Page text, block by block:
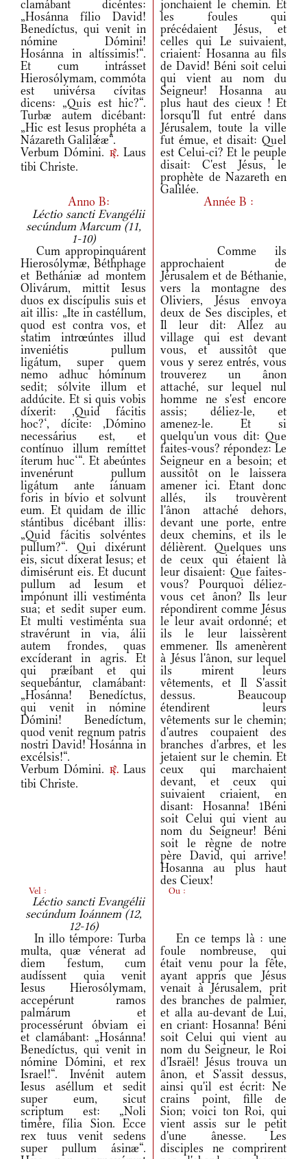
clamábant dicéntes:
„Hosánna fílio David!
Benedíctus, qui venit in
nómine Dómini!
Hosánna in altíssimis!“.
Et cum intrásset
Hierosólymam, commóta
est univérsa cívitas
dicens: „Quis est hic?“.
Turbæ autem dicébant:
„Hic est Iesus prophéta a
Názareth Galilǽæ“.
Verbum Dómini. r.Laus
tibi Christe.
jonchaient le chemin. Et
les foules qui
précédaient Jésus, et
celles qui Le suivaient,
criaient: Hosanna au fils
de David! Béni soit celui
qui vient au nom du
Seigneur! Hosanna au
plus haut des cieux ! Et
lorsqu'Il fut entré dans
Jérusalem, toute la ville
fut émue, et disait: Quel
est Celui-ci? Et le peuple
disait: C'est Jésus, le
prophète de Nazareth en
Galilée.
Anno B:
Année B :
Léctio sancti Evangélii
secúndum Marcum (11,
1-10)
Cum appropinquárent
Hierosólymæ, Béthphage
et Bethániæ ad montem
Olivárum, mittit Iesus
duos ex discípulis suis et
ait illis: „Ite in castéllum,
quod est contra vos, et
statim intrœúntes illud
inveniétis pullum
ligátum, super quem
nemo adhuc hóminum
sedit; sólvite illum et
addúcite. Et si quis vobis
díxerit: ,Quid fácitis
hoc?‘, dícite: ,Dómino
necessárius est, et
contínuo illum remíttet
íterum huc‘“. Et abeúntes
invenérunt pullum
ligátum ante iánuam
foris in bívio et solvunt
eum. Et quidam de illic
stántibus dicébant illis:
„Quid fácitis solvéntes
pullum?“. Qui dixérunt
eis, sicut díxerat Iesus; et
dimisérunt eis. Et ducunt
pullum ad Iesum et
impónunt illi vestiménta
sua; et sedit super eum.
Et multi vestiménta sua
stravérunt in via, álii
autem frondes, quas
excíderant in agris. Et
qui præíbant et qui
sequebántur, clamábant:
„Hosánna! Benedíctus,
qui venit in nómine
Dómini! Benedíctum,
quod venit regnum patris
nostri David! Hosánna in
excélsis!“.
Verbum Dómini. r.Laus
tibi Christe.
Comme ils
approchaient de
Jérusalem et de Béthanie,
vers la montagne des
Oliviers, Jésus envoya
deux de Ses disciples, et
Il leur dit: Allez au
village qui est devant
vous, et aussitôt que
vous y serez entrés, vous
trouverez un ânon
attaché, sur lequel nul
homme ne s'est encore
assis; déliez-le, et
amenez-le. Et si
quelqu'un vous dit: Que
faites-vous? répondez: Le
Seigneur en a besoin; et
aussitôt on le laissera
amener ici. Etant donc
allés, ils trouvèrent
l'ânon attaché dehors,
devant une porte, entre
deux chemins, et ils le
délièrent. Quelques uns
de ceux qui étaient là
leur disaient: Que faites-
vous? Pourquoi déliez-
vous cet ânon? Ils leur
répondirent comme Jésus
le leur avait ordonné; et
ils le leur laissèrent
emmener. Ils amenèrent
à Jésus l'ânon, sur lequel
ils mirent leurs
vêtements, et Il S'assit
dessus. Beaucoup
étendirent leurs
vêtements sur le chemin;
d'autres coupaient des
branches d'arbres, et les
jetaient sur le chemin. Et
ceux qui marchaient
devant, et ceux qui
suivaient criaient, en
disant: Hosanna! 1Béni
soit Celui qui vient au
nom du Seigneur! Béni
soit le règne de notre
père David, qui arrive!
Hosanna au plus haut
des Cieux!
Vel : Ou :
Léctio sancti Evangélii
secúndum Ioánnem (12,
12-16)
In illo témpore: Turba
multa, quæ vénerat ad
diem festum, cum
audíssent quia venit
Iesus Hierosólymam,
accepérunt ramos
palmárum et
processérunt óbviam ei
et clamábant: „Hosánna!
Benedíctus, qui venit in
nómine Dómini, et rex
Israel!“. Invénit autem
Iesus aséllum et sedit
super eum, sicut
scriptum est: „Noli
timére, fília Sion. Ecce
rex tuus venit sedens
super pullum ásinæ“.
En ce temps là : une
foule nombreuse, qui
était venu pour la fête,
ayant appris que Jésus
venait à Jérusalem, prit
des branches de palmier,
et alla au-devant de Lui,
en criant: Hosanna! Béni
soit Celui qui vient au
nom du Seigneur, le Roi
d'Israël! Jésus trouva un
ânon, et S'assit dessus,
ainsi qu'il est écrit: Ne
crains point, fille de
Sion; voici ton Roi, qui
vient assis sur le petit
d'une ânesse. Les
disciples ne comprirent